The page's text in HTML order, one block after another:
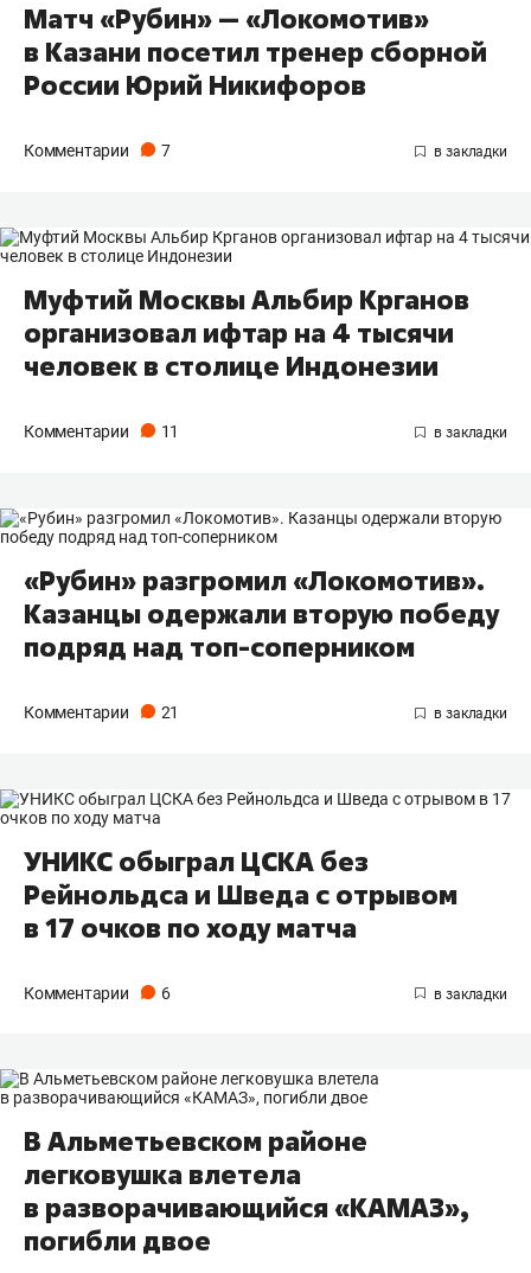
Матч «Рубин» — «Локомотив»
в Казани посетил тренер сборной
России Юрий Никифоров
Комментарии 7
Муфтий Москвы Альбир Крганов
организовал ифтар на 4 тысячи
человек в столице Индонезии
Комментарии 11
«Рубин» разгромил «Локомотив».
Казанцы одержали вторую победу
подряд над топ-соперником
Комментарии 21
УНИКС обыграл ЦСКА без
Рейнольдса и Шведа с отрывом
в 17 очков по ходу матча
Комментарии 6
В Альметьевском районе
легковушка влетела
в разворачивающийся «КАМАЗ»,
погибли двое